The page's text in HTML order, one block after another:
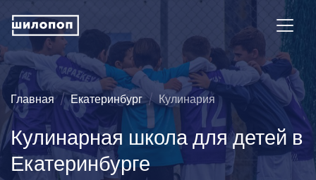
Главная Екатеринбург Кулинария
Кулинарная школа для детей в
Екатеринбурге